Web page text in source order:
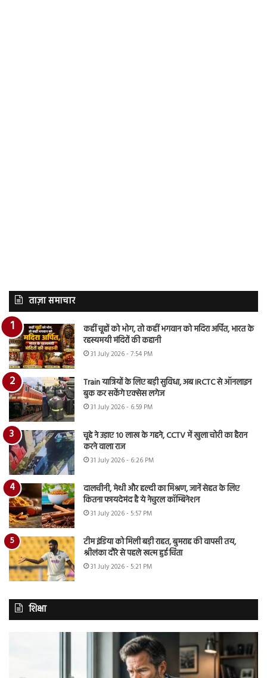
ताज़ा समाचार
कहीं चूहों को भोग, तो कहीं भगवान को मदिरा अर्पित, भारत के
रहस्यमयी मंदिरों की कहानी
31 July 2026 - 7:54 PM
Train यात्रियों के लिए बड़ी सुविधा, अब IRCTC से ऑनलाइन
बुक कर सकेंगे एक्सेस लगेज
31 July 2026 - 6:59 PM
चूहे ने उड़ाए 10 लाख के गहने, CCTV में खुला चोरी का हैरान
करने वाला राज
31 July 2026 - 6:26 PM
दालचीनी, मेथी और हल्दी का मिश्रण, जानें सेहत के लिए
कितना फायदेमंद है ये नेचुरल कॉम्बिनेशन
31 July 2026 - 5:57 PM
टीम इंडिया को मिली बड़ी राहत, बुमराह की वापसी तय,
श्रीलंका दौरे से पहले खत्म हुई चिंता
31 July 2026 - 5:21 PM
शिक्षा